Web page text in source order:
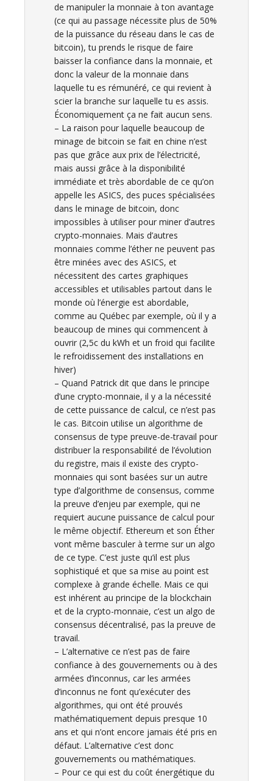
de manipuler la monnaie à ton avantage
(ce qui au passage nécessite plus de 50%
de la puissance du réseau dans le cas de
bitcoin), tu prends le risque de faire
baisser la confiance dans la monnaie, et
donc la valeur de la monnaie dans
laquelle tu es rémunéré, ce qui revient à
scier la branche sur laquelle tu es assis.
Économiquement ça ne fait aucun sens.
– La raison pour laquelle beaucoup de
minage de bitcoin se fait en chine n’est
pas que grâce aux prix de l’électricité,
mais aussi grâce à la disponibilité
immédiate et très abordable de ce qu’on
appelle les ASICS, des puces spécialisées
dans le minage de bitcoin, donc
impossibles à utiliser pour miner d’autres
crypto-monnaies. Mais d’autres
monnaies comme l’éther ne peuvent pas
être minées avec des ASICS, et
nécessitent des cartes graphiques
accessibles et utilisables partout dans le
monde où l’énergie est abordable,
comme au Québec par exemple, où il y a
beaucoup de mines qui commencent à
ouvrir (2,5c du kWh et un froid qui facilite
le refroidissement des installations en
hiver)
– Quand Patrick dit que dans le principe
d’une crypto-monnaie, il y a la nécessité
de cette puissance de calcul, ce n’est pas
le cas. Bitcoin utilise un algorithme de
consensus de type preuve-de-travail pour
distribuer la responsabilité de l’évolution
du registre, mais il existe des crypto-
monnaies qui sont basées sur un autre
type d’algorithme de consensus, comme
la preuve d’enjeu par exemple, qui ne
requiert aucune puissance de calcul pour
le même objectif. Ethereum et son Éther
vont même basculer à terme sur un algo
de ce type. C’est juste qu’il est plus
sophistiqué et que sa mise au point est
complexe à grande échelle. Mais ce qui
est inhérent au principe de la blockchain
et de la crypto-monnaie, c’est un algo de
consensus décentralisé, pas la preuve de
travail.
– L’alternative ce n’est pas de faire
confiance à des gouvernements ou à des
armées d’inconnus, car les armées
d’inconnus ne font qu’exécuter des
algorithmes, qui ont été prouvés
mathématiquement depuis presque 10
ans et qui n’ont encore jamais été pris en
défaut. L’alternative c’est donc
gouvernements ou mathématiques.
– Pour ce qui est du coût énergétique du